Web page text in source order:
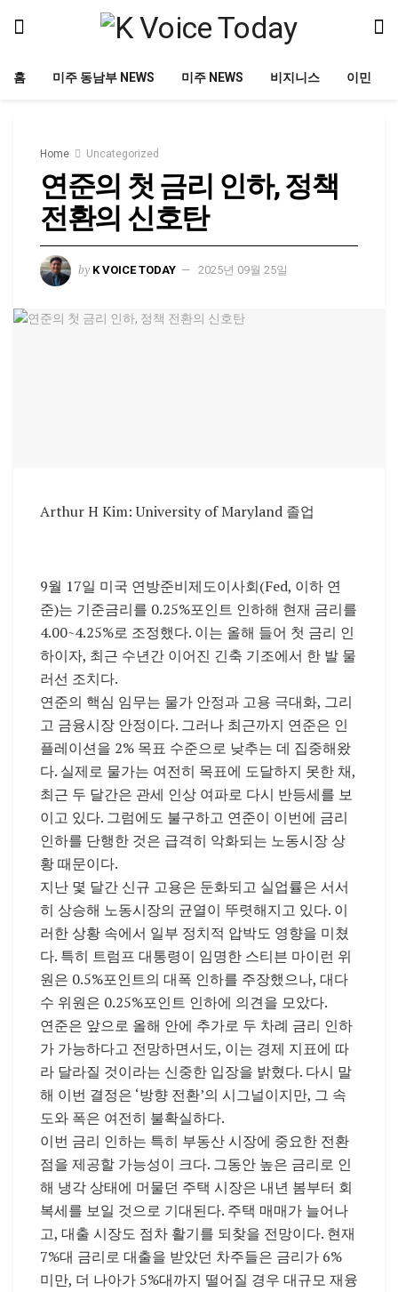
홈 미주 동남부 NEWS 미주 NEWS 비지니스 이민
Home Uncategorized
연준의 첫 금리 인하, 정책
전환의 신호탄
by K VOICE TODAY 2025년 09월 25일
Arthur H Kim: University of Maryland 졸업
9월 17일 미국 연방준비제도이사회(Fed, 이하 연
준)는 기준금리를 0.25%포인트 인하해 현재 금리를
4.00~4.25%로 조정했다. 이는 올해 들어 첫 금리 인
하이자, 최근 수년간 이어진 긴축 기조에서 한 발 물
러선 조치다.
연준의 핵심 임무는 물가 안정과 고용 극대화, 그리
고 금융시장 안정이다. 그러나 최근까지 연준은 인
플레이션을 2% 목표 수준으로 낮추는 데 집중해왔
다. 실제로 물가는 여전히 목표에 도달하지 못한 채,
최근 두 달간은 관세 인상 여파로 다시 반등세를 보
이고 있다. 그럼에도 불구하고 연준이 이번에 금리
인하를 단행한 것은 급격히 악화되는 노동시장 상
황 때문이다.
지난 몇 달간 신규 고용은 둔화되고 실업률은 서서
히 상승해 노동시장의 균열이 뚜렷해지고 있다. 이
러한 상황 속에서 일부 정치적 압박도 영향을 미쳤
다. 특히 트럼프 대통령이 임명한 스티븐 마이런 위
원은 0.5%포인트의 대폭 인하를 주장했으나, 대다
수 위원은 0.25%포인트 인하에 의견을 모았다.
연준은 앞으로 올해 안에 추가로 두 차례 금리 인하
가 가능하다고 전망하면서도, 이는 경제 지표에 따
라 달라질 것이라는 신중한 입장을 밝혔다. 다시 말
해 이번 결정은 ‘방향 전환’의 시그널이지만, 그 속
도와 폭은 여전히 불확실하다.
이번 금리 인하는 특히 부동산 시장에 중요한 전환
점을 제공할 가능성이 크다. 그동안 높은 금리로 인
해 냉각 상태에 머물던 주택 시장은 내년 봄부터 회
복세를 보일 것으로 기대된다. 주택 매매가 늘어나
고, 대출 시장도 점차 활기를 되찾을 전망이다. 현재
7%대 금리로 대출을 받았던 차주들은 금리가 6%
미만, 더 나아가 5%대까지 떨어질 경우 대규모 재융